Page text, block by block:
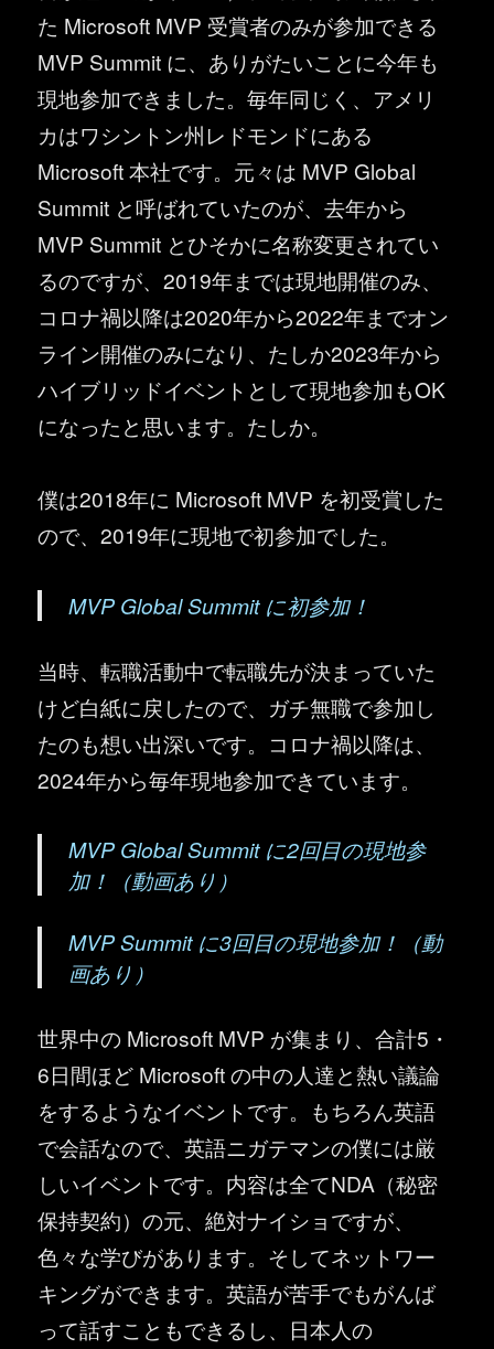
た Microsoft MVP 受賞者のみが参加できる
MVP Summit に、ありがたいことに今年も
現地参加できました。毎年同じく、アメリ
カはワシントン州レドモンドにある
Microsoft 本社です。元々は MVP Global
Summit と呼ばれていたのが、去年から
MVP Summit とひそかに名称変更されてい
るのですが、2019年までは現地開催のみ、
コロナ禍以降は2020年から2022年までオン
ライン開催のみになり、たしか2023年から
ハイブリッドイベントとして現地参加もOK
になったと思います。たしか。
僕は2018年に Microsoft MVP を初受賞した
ので、2019年に現地で初参加でした。
MVP Global Summit に初参加！
当時、転職活動中で転職先が決まっていた
けど白紙に戻したので、ガチ無職で参加し
たのも想い出深いです。コロナ禍以降は、
2024年から毎年現地参加できています。
MVP Global Summit に2回目の現地参
加！（動画あり）
MVP Summit に3回目の現地参加！（動
画あり）
世界中の Microsoft MVP が集まり、合計5・
6日間ほど Microsoft の中の人達と熱い議論
をするようなイベントです。もちろん英語
で会話なので、英語ニガテマンの僕には厳
しいイベントです。内容は全てNDA（秘密
保持契約）の元、絶対ナイショですが、
色々な学びがあります。そしてネットワー
キングができます。英語が苦手でもがんば
って話すこともできるし、日本人の